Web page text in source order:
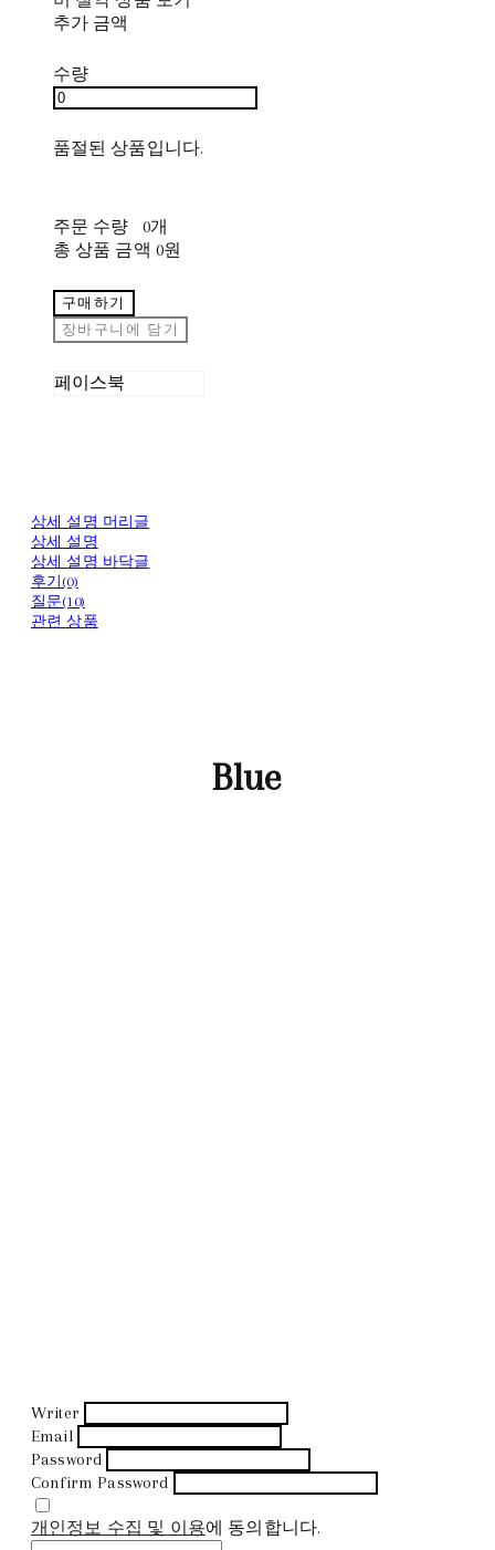
추가 금액
수량
품절된 상품입니다.
주문 수량
0개
총 상품 금액 0원
구매하기
장바구니에 담기
페이스북
상세 설명 머리글
상세 설명
상세 설명 바닥글
후기(0)
질문(10)
관련 상품
Blue
Writer
Email
Password
Confirm Password
개인정보 수집 및 이용에 동의합니다.